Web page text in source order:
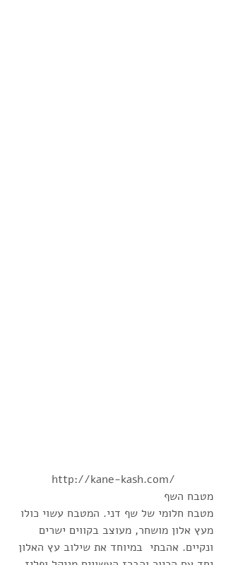
http://kane-kash.com/
מטבח השף
מטבח חלומי של שף דני. המטבח עשוי כולו
מעץ אלון מושחר, מעוצב בקווים ישרים
ונקיים. אהבתי  במיוחד את שילוב עץ האלון